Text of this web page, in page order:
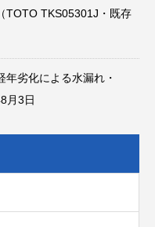
TOTO TKS05301J・既存
劣化による水漏れ・
月3日